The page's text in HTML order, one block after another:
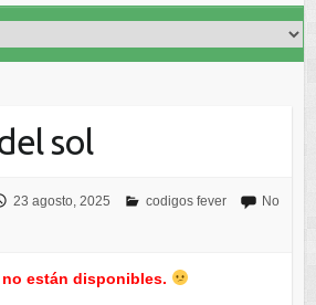
sol
23 agosto, 2025 codigos fever
No
están disponibles.